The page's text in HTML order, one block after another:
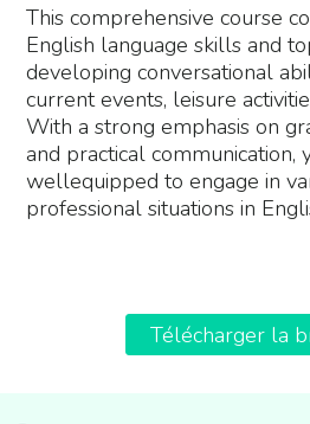
This comprehensive course
English language skills and
developing conversational
current events, leisure
With a strong emphasis on
and practical communication,
wellequipped to engage in
professional situations in
Télécharger la